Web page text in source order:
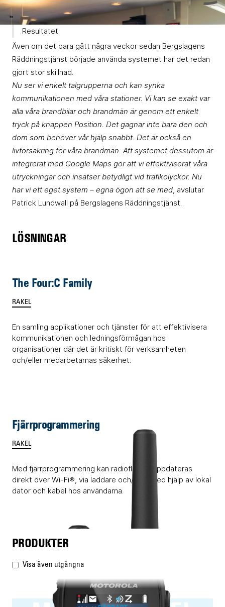
Resultatet
Även om det bara gått några veckor sedan Bergslagens
Räddningstjänst började använda systemet har det redan
gjort stor skillnad.
Nu ser vi enkelt talgrupperna och kan synka
kommunikationen med våra stationer. Vi kan se exakt var
alla våra brandbilar och brandmän är genom ett enkelt
tryck på knappen Position. Det gagnar inte bara den och
dom som behöver vår hjälp snabbt. Det är också en
livförsäkring för våra brandmän. Att systemet dessutom är
integrerat med Google Maps gör att vi effektiviserat våra
utryckningar och insatser betydligt vid trafikolyckor. Nu
har vi ett eget system – egna ögon att se med, avslutar
Patrick Lundwall på Bergslagens Räddningstjänst.
LÖSNINGAR
The Four:C Family
RAKEL
En samling applikationer och tjänster för att effektivisera
kommunikationen och ledningsförmågan hos
organisationer där det är kritiskt för verksamheten
och/eller medarbetarnas säkerhet.
Fjärrprogrammering
RAKEL
Med fjärrprogrammering kan radioflottan uppdateras
direkt över Wi-Fi®, via laddare och/eller med hjälp av lokal
dator och kabel hos användarna.
PRODUKTER
Visa även utgångna